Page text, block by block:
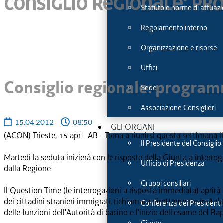
Statuto e norme di
Regolamento interno
Organizzazione e risorse
Uffici
Sede
Associazione Consiglieri
GLI ORGANI
Il Presidente del Consiglio
Ufficio di Presidenza
Gruppi consiliari
Conferenza dei
Consiglio regionale:
15.04.2012
08:50
(ACON) Trieste, 15 apr - AB - Torna a riunirsi questa
Martedì la seduta inizierà con le risposte della Giunta a
dalla Regione.
Il Question Time (le interrogazioni a risposta immediata)
dei cittadini stranieri immigrati, richiamata direttamente in
delle funzioni dell'Autorità di bacino e l'inizio dell'esame del